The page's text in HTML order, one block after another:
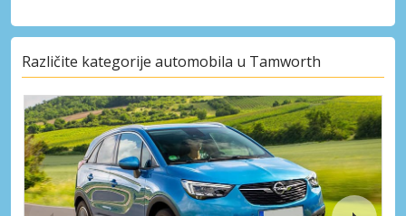
Različite kategorije automobila u Tamworth